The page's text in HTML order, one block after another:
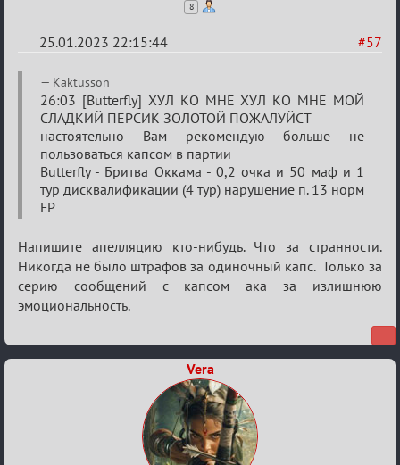
8
#57
25.01.2023 22:15:44
Re:
Обсуждение
«Justice»
Kaktusson
26:03 [Butterfly] ХУЛ КО МНЕ ХУЛ КО МНЕ МОЙ
СЛАДКИЙ ПЕРСИК ЗОЛОТОЙ ПОЖАЛУЙСТ
настоятельно Вам рекомендую больше не
пользоваться капсом в партии
Butterfly - Бритва Оккама - 0,2 очка и 50 маф и 1
тур дисквалификации (4 тур) нарушение п. 13 норм
FP
Напишите апелляцию кто-нибудь. Что за странности.
Никогда не было штрафов за одиночный капс. Только за
серию сообщений с капсом ака за излишнюю
эмоциональность.
Vera